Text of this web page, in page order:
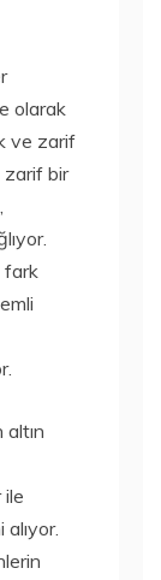
olarak
ve zarif
zarif bir
fark
ile